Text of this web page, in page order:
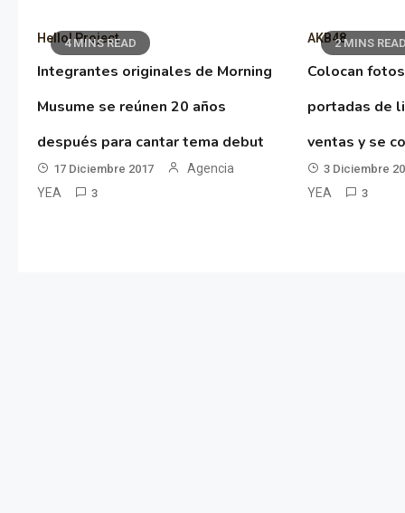
4 MINS READ
Hello! Project
Integrantes originales de Morning
Musume se reúnen 20 años
después para cantar tema debut
17 Diciembre 2017
Agencia
YEA
3
2 MINS READ
AKB48
Colocan
portadas de
ventas y se
3 Diciembre
YEA
3